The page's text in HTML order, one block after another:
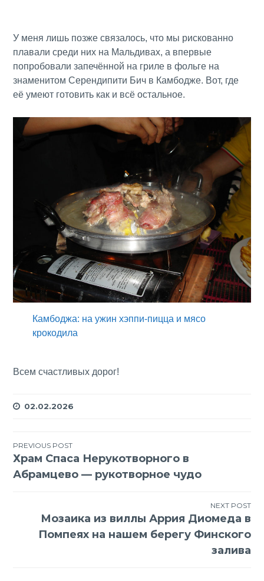
У меня лишь позже связалось, что мы рискованно
плавали среди них на Мальдивах, а впервые
попробовали запечённой на гриле в фольге на
знаменитом Серендипити Бич в Камбодже. Вот, где
её умеют готовить как и всё остальное.
Камбоджа: на ужин хэппи-пицца и мясо
крокодила
Всем счастливых дорог!
02.02.2026
Навигация
по
PREVIOUS POST
Храм Спаса Нерукотворного в
Абрамцево — рукотворное чудо
NEXT POST
Мозаика из виллы Аррия Диомеда в
Помпеях на нашем берегу Финского
залива